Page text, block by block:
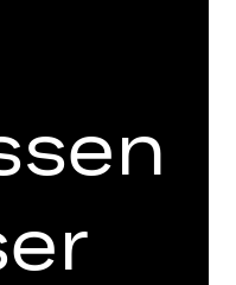
Bettler-
aber privat
sich in
Englands